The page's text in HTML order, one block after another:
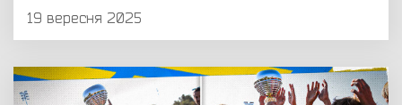
19 вересня 2025